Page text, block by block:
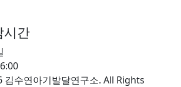
시간
수연아기발달연구소. All Rights